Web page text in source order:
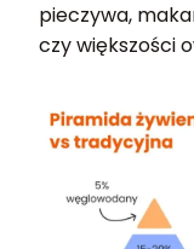
pieczywa,
czy większości